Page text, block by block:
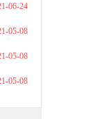
06-24
05-08
05-08
05-08